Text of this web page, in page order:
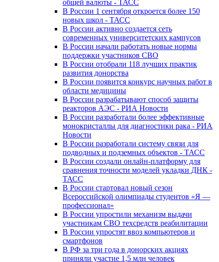
общей валюты - ТАСС
В России 1 сентября откроется более 150
новых школ - ТАСС
В России активно создается сеть
современных университетских кампусов
В России начали работать новые нормы
поддержки участников СВО
В России отобрали 118 лучших практик
развития донорства
В России появится конкурс научных работ в
области медицины
В России разрабатывают способ защиты
реакторов АЭС - РИА Новости
В России разработали более эффективные
монокристаллы для диагностики рака - РИА
Новости
В России разработали систему связи для
подводных и подземных объектов - ТАСС
В России создали онлайн-платформу для
сравнения точности моделей укладки ДНК -
ТАСС
В России стартовал новый сезон
Всероссийской олимпиады студентов «Я —
профессионал»
В России упростили механизм выдачи
участникам СВО техсредств реабилитации
В России упростят ввоз компьютеров и
смартфонов
В РФ за три года в донорских акциях
приняли участие 1,5 млн человек